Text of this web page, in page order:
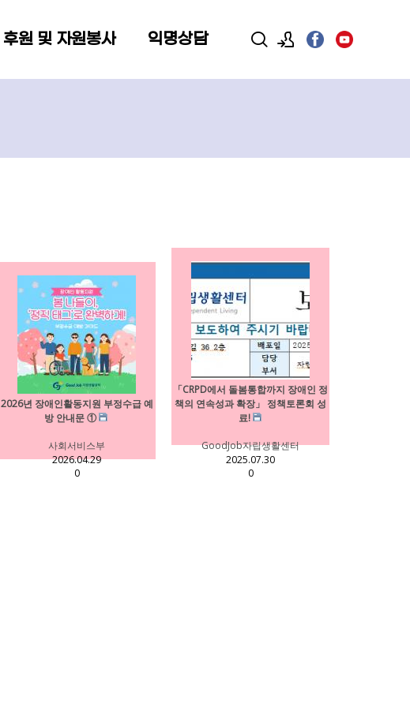
후원 및 자원봉사 익명상담
2026년 장애인활동지원 부정수급 예
방 안내문 ①
사회서비스부
2026.04.29
0
「CRPD에서 돌봄통합까지 장애인 정
책의 연속성과 확장」 정책토론회 성
료!
GoodJob자립생활센터
2025.07.30
0